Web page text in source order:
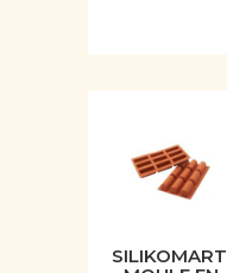
SILIKOMART